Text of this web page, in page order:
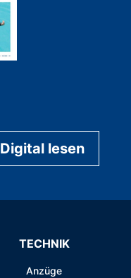
Digital lesen
TECHNIK
Anzüge